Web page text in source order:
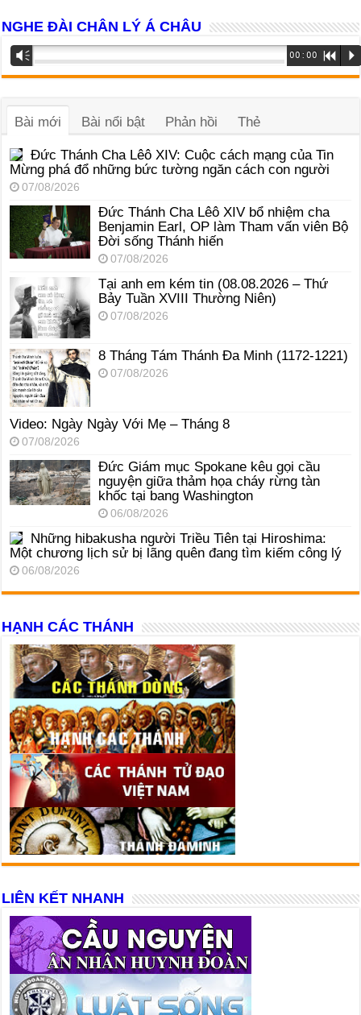
NGHE ĐÀI CHÂN LÝ Á CHÂU
Trình
phát
âm
Vm 00:00 R P
Bài mới Bài nổi bật Phản hồi Thẻ
Đức Thánh Cha Lêô XIV: Cuộc cách mạng của Tin
Mừng phá đổ những bức tường ngăn cách con người
07/08/2026
Đức Thánh Cha Lêô XIV bổ nhiệm cha
Benjamin Earl, OP làm Tham vấn viên Bộ
Đời sống Thánh hiến
07/08/2026
Tại anh em kém tin (08.08.2026 – Thứ
Bảy Tuần XVIII Thường Niên)
07/08/2026
8 Tháng Tám Thánh Ða Minh (1172-1221)
07/08/2026
Video: Ngày Ngày Với Mẹ – Tháng 8
07/08/2026
Đức Giám mục Spokane kêu gọi cầu
nguyện giữa thảm họa cháy rừng tàn
khốc tại bang Washington
06/08/2026
Những hibakusha người Triều Tiên tại Hiroshima:
Một chương lịch sử bị lãng quên đang tìm kiếm công lý
06/08/2026
HẠNH CÁC THÁNH
LIÊN KẾT NHANH